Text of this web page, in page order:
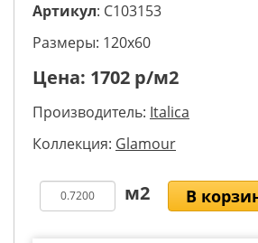
Артикул: C103153
Размеры: 120х60
Цена: 1702 р/м2
Производитель: Italica
Коллекция: Glamour
В